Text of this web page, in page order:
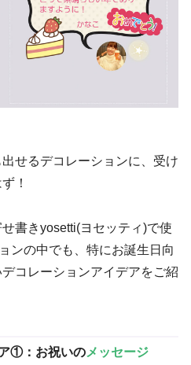
せるデコレーションに、受け
！
書きyosetti(ヨセッティ)で使
ンの中でも、特にお誕生日向
コレーションアイデアをご紹
①：お祝いのメッセージ